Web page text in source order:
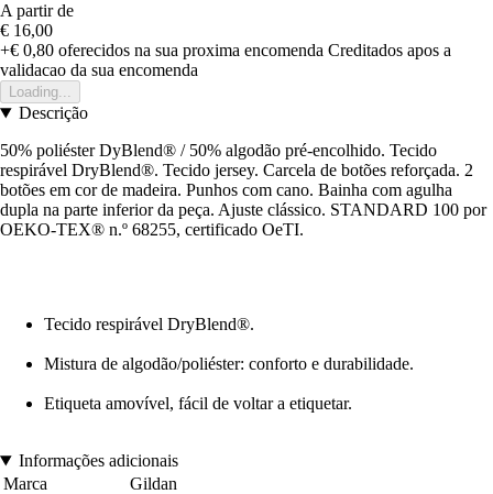
A partir de
€ 16,00
+€ 0,80 oferecidos na sua proxima encomenda Creditados apos a
validacao da sua encomenda
Loading...
Descrição
50% poliéster DyBlend® / 50% algodão pré-encolhido. Tecido
respirável DryBlend®. Tecido jersey. Carcela de botões reforçada. 2
botões em cor de madeira. Punhos com cano. Bainha com agulha
dupla na parte inferior da peça. Ajuste clássico. STANDARD 100 por
OEKO-TEX® n.º 68255, certificado OeTI.
Tecido respirável DryBlend®.
Mistura de algodão/poliéster: conforto e durabilidade.
Etiqueta amovível, fácil de voltar a etiquetar.
Informações adicionais
Marca
Gildan